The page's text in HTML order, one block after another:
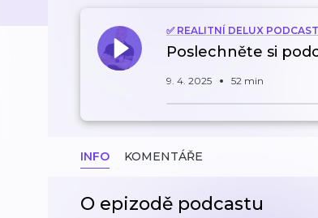
✅ REALITNÍ DELUX
Poslechněte si
9. 4. 2025 52 min
INFO KOMENTÁŘE
O epizodě podcastu